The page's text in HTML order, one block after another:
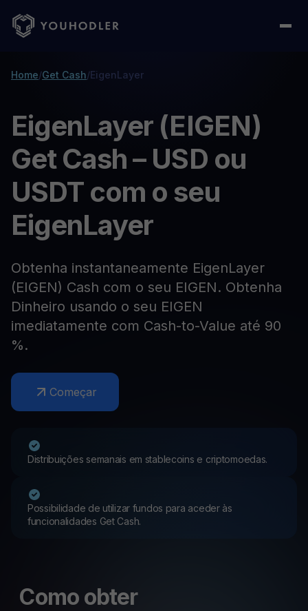
Home/Get Cash/EigenLayer
EigenLayer (EIGEN)
Get Cash – USD ou
USDT com o seu
EigenLayer
Obtenha instantaneamente EigenLayer
(EIGEN) Cash com o seu EIGEN. Obtenha
Dinheiro usando o seu EIGEN
imediatamente com Cash-to-Value até 90
%.
Começar
Distribuições semanais em stablecoins e criptomoedas.
Possibilidade de utilizar fundos para aceder às
funcionalidades Get Cash.
Como obter